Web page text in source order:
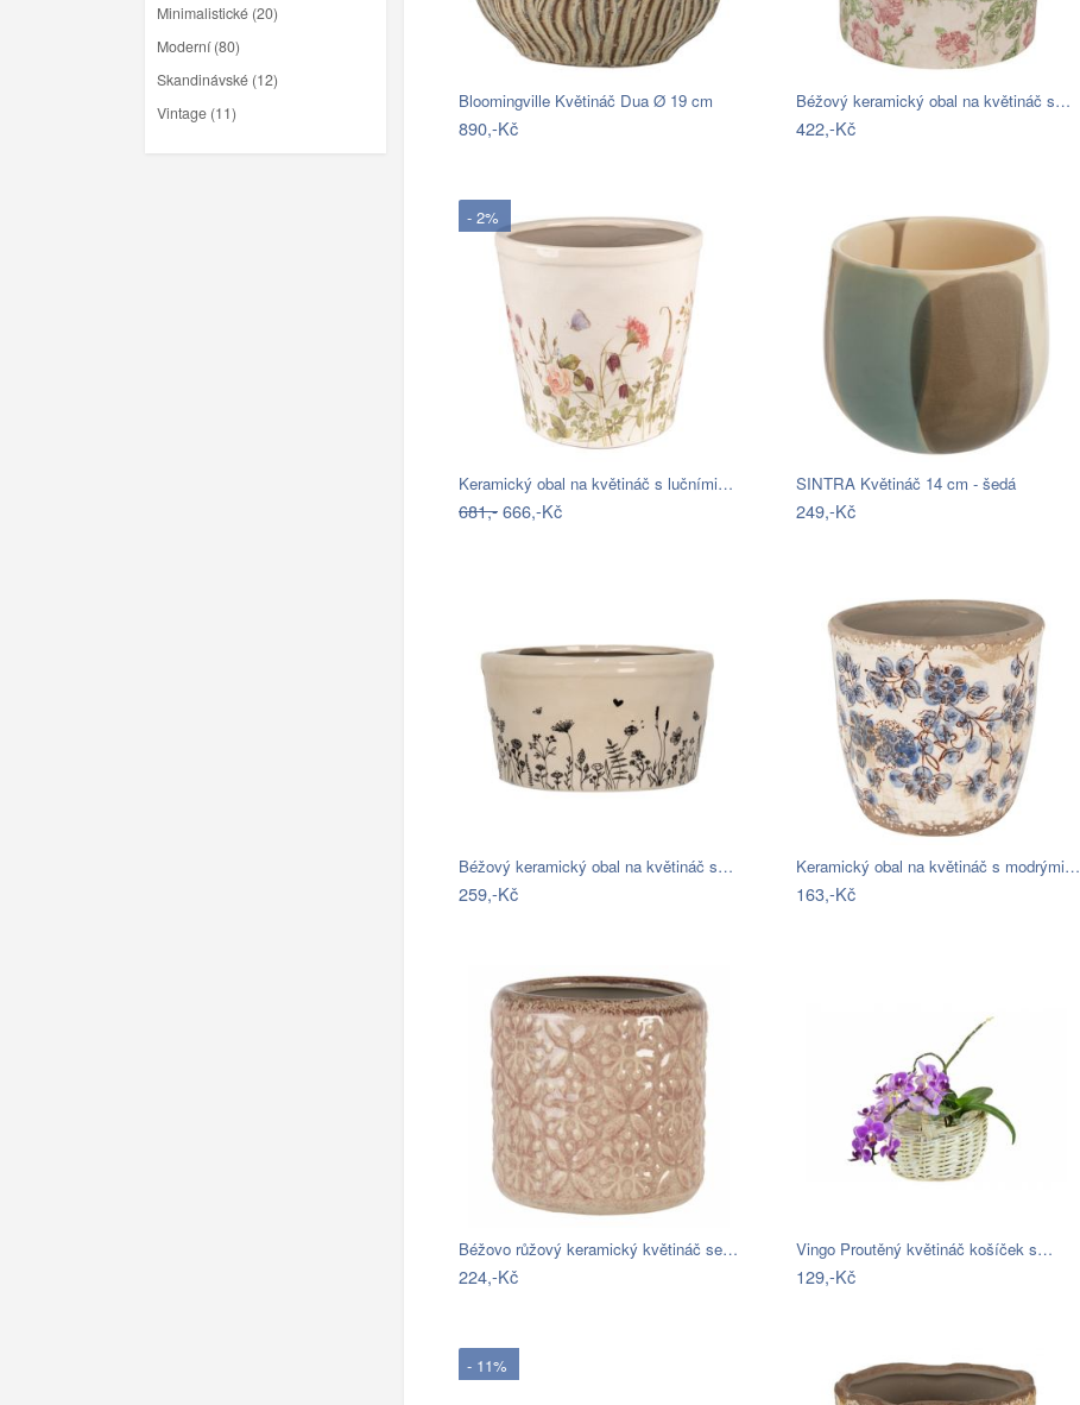
Minimalistické (20)
Moderní (80)
Skandinávské (12)
Vintage (11)
Bloomingville Květináč Dua Ø 19 cm
890,-Kč
Béžový keramický obal na květináč s…
422,-Kč
- 2%
Keramický obal na květináč s lučními…
681,-666,-Kč
SINTRA Květináč 14 cm - šedá
249,-Kč
Béžový keramický obal na květináč s…
259,-Kč
Keramický obal na květináč s modrými…
163,-Kč
Béžovo růžový keramický květináč se…
224,-Kč
Vingo Proutěný květináč košíček s…
129,-Kč
- 11%